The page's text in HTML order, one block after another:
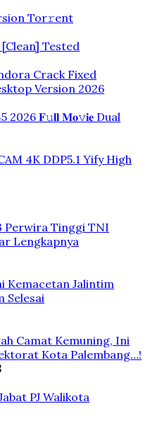
Tor𝚛ent
Tested
Crack Fixed
Version 2026
2026 𝐅𝚞𝐥𝐥 𝐌𝐨𝚟𝐢𝐞 Dual
4K DDP5.1 Yify High
Perwira Tinggi TNI
Lengkapnya
Kemacetan Jalintim
Selesai
Camat Kemuning, Ini
Kota Palembang…!
PJ Walikota